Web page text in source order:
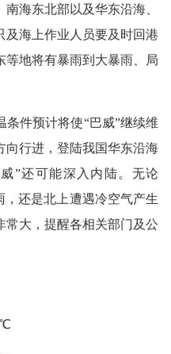
海东北部以及华东沿海、
及海上作业人员要及时回港
等地将有暴雨到大暴雨、局
件预计将使“巴威”继续维
向行进，登陆我国华东沿海
”还可能深入内陆。无论
，还是北上遭遇冷空气产生
常大，提醒各相关部门及公